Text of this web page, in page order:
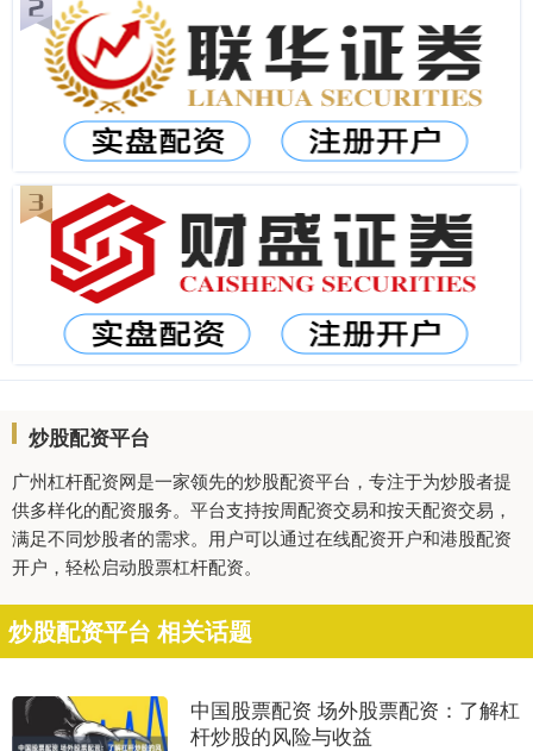
炒股配资平台
广州杠杆配资网是一家领先的炒股配资平台，专注于为炒股者提
供多样化的配资服务。平台支持按周配资交易和按天配资交易，
满足不同炒股者的需求。用户可以通过在线配资开户和港股配资
开户，轻松启动股票杠杆配资。
炒股配资平台 相关话题
中国股票配资 场外股票配资：了解杠
杆炒股的风险与收益